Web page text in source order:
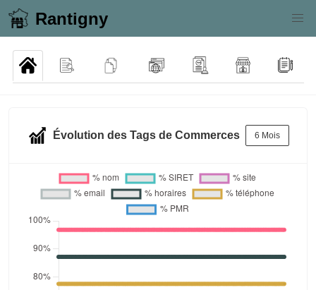
Rantigny
Évolution des Tags de Commerces 6 Mois